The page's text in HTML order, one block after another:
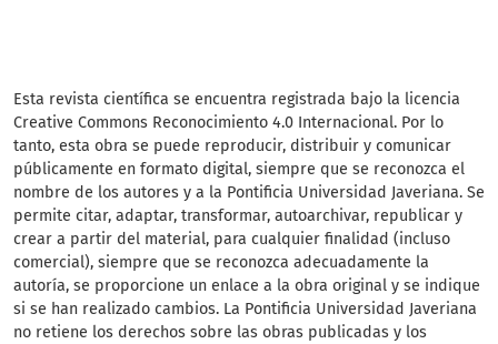
Esta revista científica se encuentra registrada bajo la licencia
Creative Commons Reconocimiento 4.0 Internacional. Por lo
tanto, esta obra se puede reproducir, distribuir y comunicar
públicamente en formato digital, siempre que se reconozca el
nombre de los autores y a la Pontificia Universidad Javeriana. Se
permite citar, adaptar, transformar, autoarchivar, republicar y
crear a partir del material, para cualquier finalidad (incluso
comercial), siempre que se reconozca adecuadamente la
autoría, se proporcione un enlace a la obra original y se indique
si se han realizado cambios. La Pontificia Universidad Javeriana
no retiene los derechos sobre las obras publicadas y los